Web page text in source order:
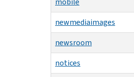
newmediaimages
newsroom
notices